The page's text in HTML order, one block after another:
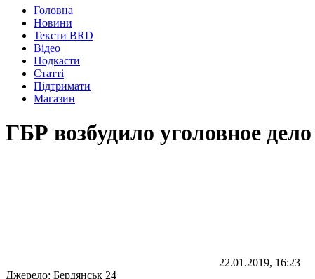
Головна
Новини
Тексти BRD
Відео
Подкасти
Статті
Підтримати
Магазин
ГБР возбудило уголовное
22.01.2019, 16:23
Джерело: Бердянськ 24